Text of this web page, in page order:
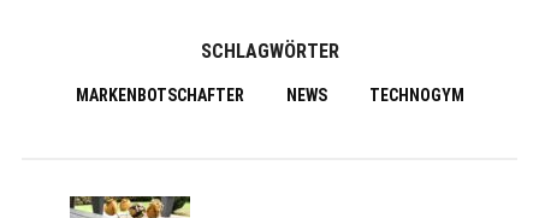
SCHLAGWÖRTER
MARKENBOTSCHAFTER NEWS TECHNOGYM